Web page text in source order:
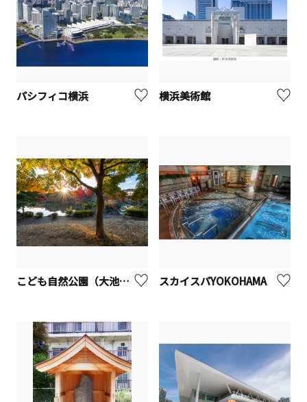
パシフィコ横浜 横浜美術館
こども自然公園（大池公園・桜の街）【横浜市】 スカイスパYOKOHAMA